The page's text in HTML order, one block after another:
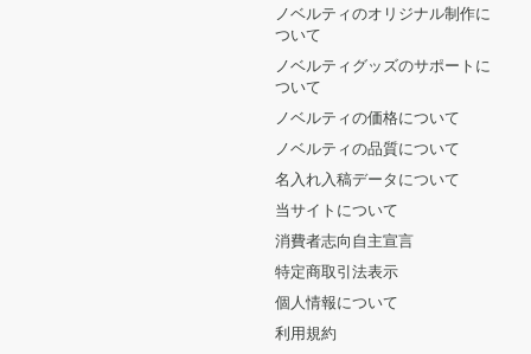
ノベルティのオリジナル制作に
ついて
ノベルティグッズのサポートに
ついて
ノベルティの価格について
ノベルティの品質について
名入れ入稿データについて
当サイトについて
消費者志向自主宣言
特定商取引法表示
個人情報について
利用規約